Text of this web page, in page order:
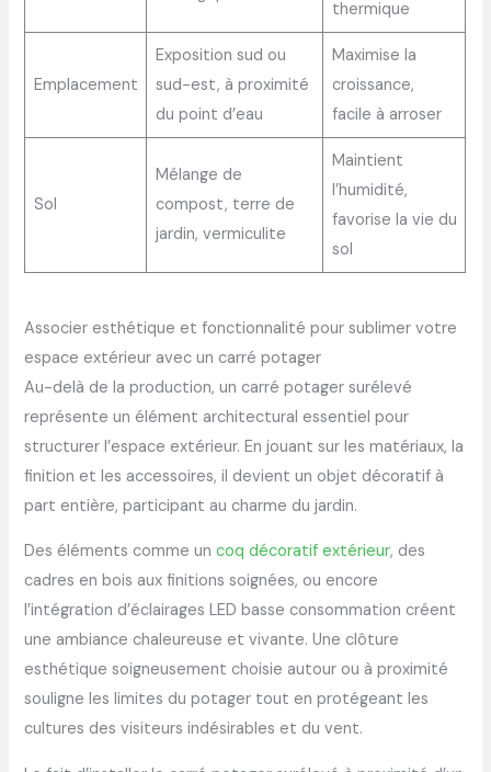
thermique
Emplacement
Exposition sud ou
sud-est, à proximité
du point d’eau
Maximise la
croissance,
facile à arroser
Sol
Mélange de
compost, terre de
jardin, vermiculite
Maintient
l’humidité,
favorise la vie du
sol
Associer esthétique et fonctionnalité pour sublimer votre
espace extérieur avec un carré potager
Au-delà de la production, un carré potager surélevé
représente un élément architectural essentiel pour
structurer l’espace extérieur. En jouant sur les matériaux, la
finition et les accessoires, il devient un objet décoratif à
part entière, participant au charme du jardin.
Des éléments comme uncoq décoratif extérieur, des
cadres en bois aux finitions soignées, ou encore
l’intégration d’éclairages LED basse consommation créent
une ambiance chaleureuse et vivante. Une clôture
esthétique soigneusement choisie autour ou à proximité
souligne les limites du potager tout en protégeant les
cultures des visiteurs indésirables et du vent.